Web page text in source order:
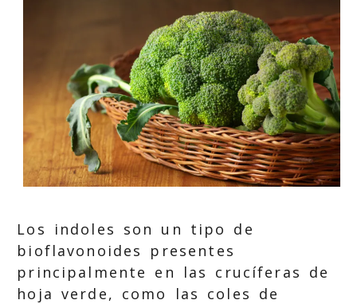
Los indoles son un tipo de
bioflavonoides presentes
principalmente en las crucíferas de
hoja verde, como las coles de